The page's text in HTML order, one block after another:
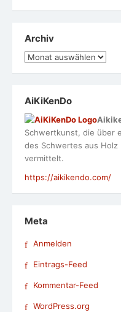
Archiv
Archiv
AiKiKenDo
Schwertkunst, die über
des Schwertes aus Holz
vermittelt.
https://aikikendo.com/
Meta
Anmelden
Eintrags-Feed
Kommentar-Feed
WordPress.org